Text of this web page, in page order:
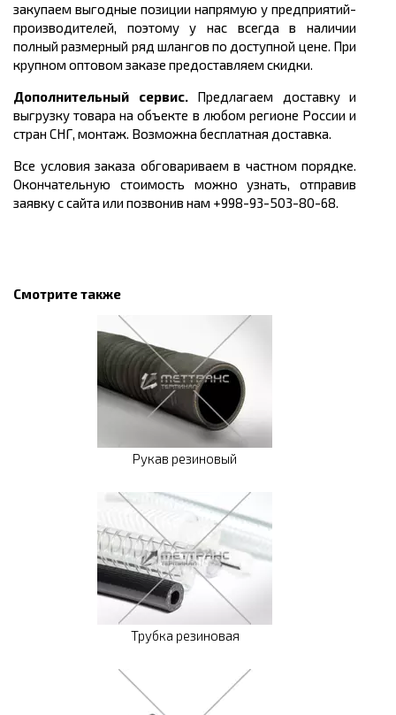
закупаем выгодные позиции напрямую у предприятий-
производителей, поэтому у нас всегда в наличии
полный размерный ряд шлангов по доступной цене. При
крупном оптовом заказе предоставляем скидки.
Дополнительный сервис.Предлагаем доставку и
выгрузку товара на объекте в любом регионе России и
стран СНГ, монтаж. Возможна бесплатная доставка.
Все условия заказа обговариваем в частном порядке.
Окончательную стоимость можно узнать, отправив
заявку с сайта или позвонив нам +998-93-503-80-68.
Смотрите также
Рукав резиновый
Трубка резиновая